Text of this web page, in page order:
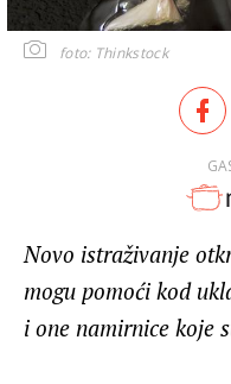
foto: Thinkstock
Novo istraživanje
mogu pomoći kod
i one namirnice koje